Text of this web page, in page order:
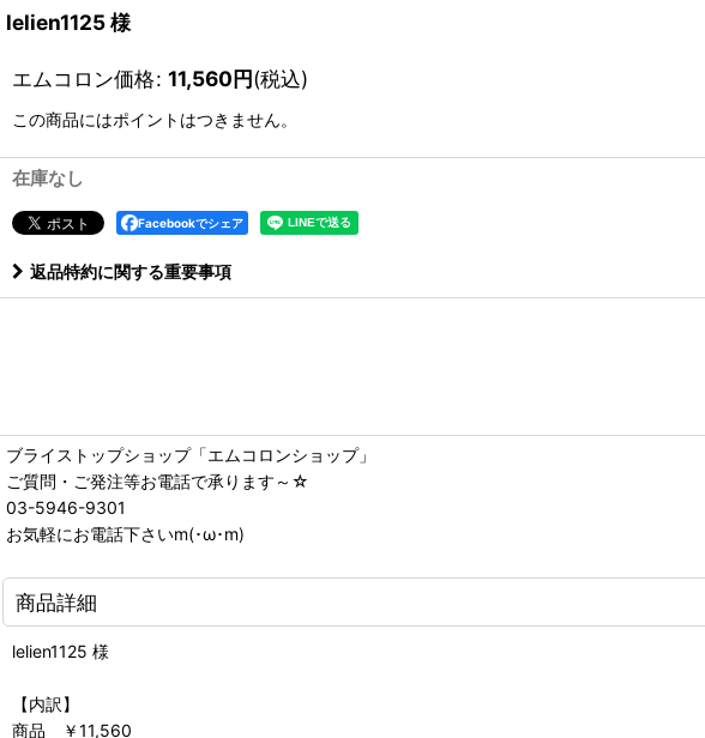
lelien1125 様
エムコロン価格: 11,560円(税込)
この商品にはポイントはつきません。
在庫なし
Facebookでシェア
返品特約に関する重要事項
ブライストップショップ「エムコロンショップ」
ご質問・ご発注等お電話で承ります～☆
03-5946-9301
お気軽にお電話下さいm(･ω･m)
商品詳細
lelien1125 様
【内訳】
商品 ￥11,560